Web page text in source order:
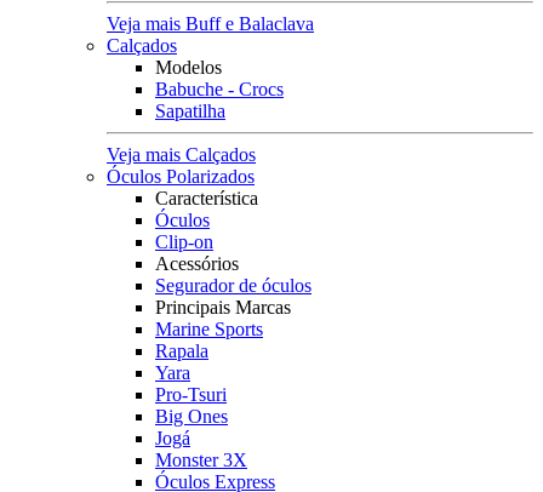
Veja mais Buff e Balaclava
Calçados
Modelos
Babuche - Crocs
Sapatilha
Veja mais Calçados
Óculos Polarizados
Característica
Óculos
Clip-on
Acessórios
Segurador de óculos
Principais Marcas
Marine Sports
Rapala
Yara
Pro-Tsuri
Big Ones
Jogá
Monster 3X
Óculos Express